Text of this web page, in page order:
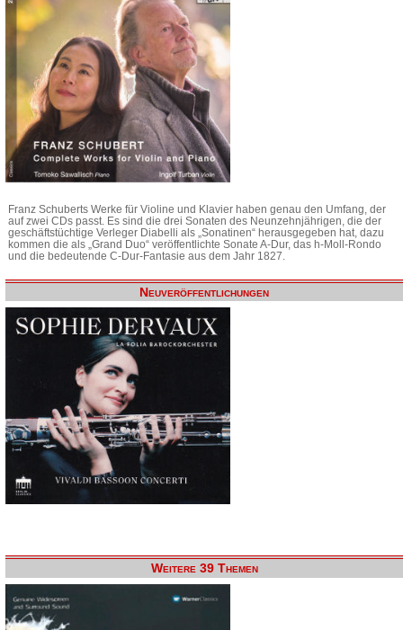
Franz Schuberts Werke für Violine und Klavier haben genau den Umfang, der
auf zwei CDs passt. Es sind die drei Sonaten des Neunzehnjährigen, die der
geschäftstüchtige Verleger Diabelli als „Sonatinen“ herausgegeben hat, dazu
kommen die als „Grand Duo“ veröffentlichte Sonate A-Dur, das h-Moll-Rondo
und die bedeutende C-Dur-Fantasie aus dem Jahr 1827.
Neuveröffentlichungen
Weitere 39 Themen